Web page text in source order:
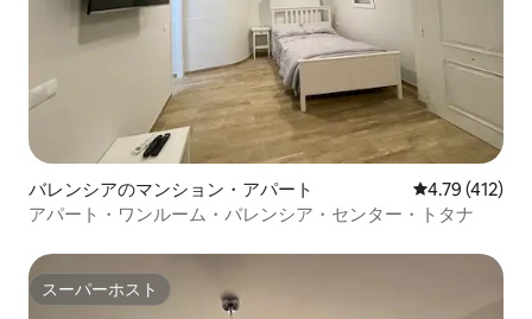
金は、ご退出後のアパートの清掃料金で
す。ご滞在中の清掃サービスはございま
合わせください。できる限りサポートい
たします。 家全体をご利用いただけま
合上、対応できない場合もあります。こ
のような場合は、ご到着時に家族の友人
がお迎えし、滞在中に必要なものがすべ
て揃っていることを確認します。ご予約
アクティビティや観光スポットに関する
個人的な情報、地元のレストランやバー
のおすすめ情報を記載した文書をお送り
の料金には、ラン
機・乾燥機）が
衣類の洗濯ではあ
ンにアイロンをか
は、2つのオプシ
ンが付いています。 写真はわずかに
る場合がありま
と素材の簡単な
囲気は常に最大
ルのダブルルー
バレンシアのマンション・アパート レビュー412
4.79 (412)
アパート・ワンルーム・バレンシア・センター・トタナ
スーパーホスト
スーパーホスト